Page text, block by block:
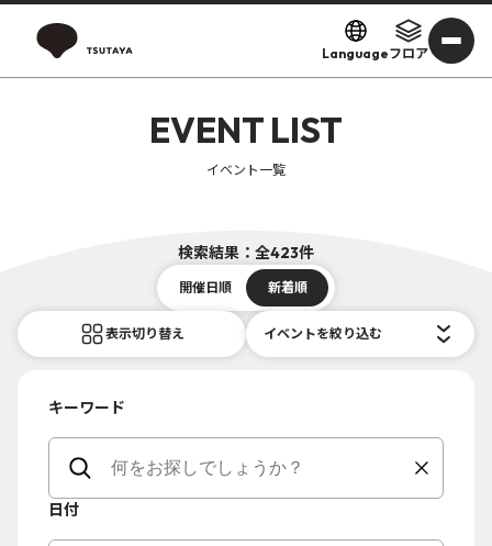
Languageフロア
EVENT LIST
イベント一覧
検索結果：全423件
開催日順 新着順
表示切り替え イベントを絞り込む
キーワード
日付